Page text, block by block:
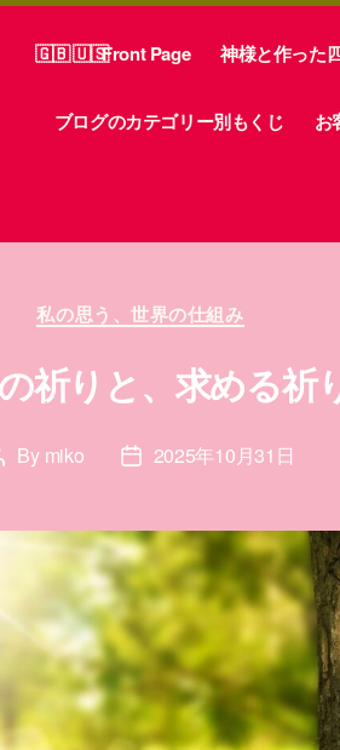
Front Page 神様と作った
ブログのカテゴリー別もくじ お
Categories
私の思う、世界の仕組み
祈りと、求める祈
By miko
Post2025年10月31日